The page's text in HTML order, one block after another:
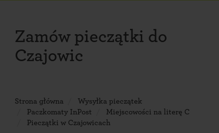
Zamów pieczątki do
Czajowic
Strona główna
Wysyłka pieczątek
Paczkomaty InPost
Miejscowości na literę C
Pieczątki w Czajowicach